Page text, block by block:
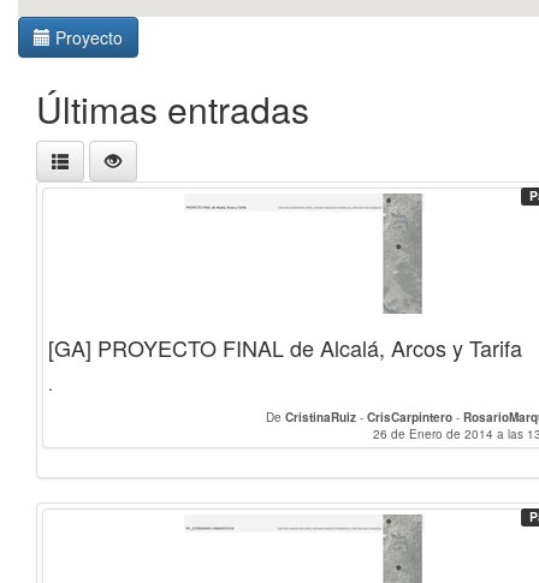
Proyecto
Últimas entradas
[GA] PROYECTO FINAL de Alcalá, Arcos y Tarifa
.
De CristinaRuiz - CrisCarpintero -
26 de Enero de 2014 a las